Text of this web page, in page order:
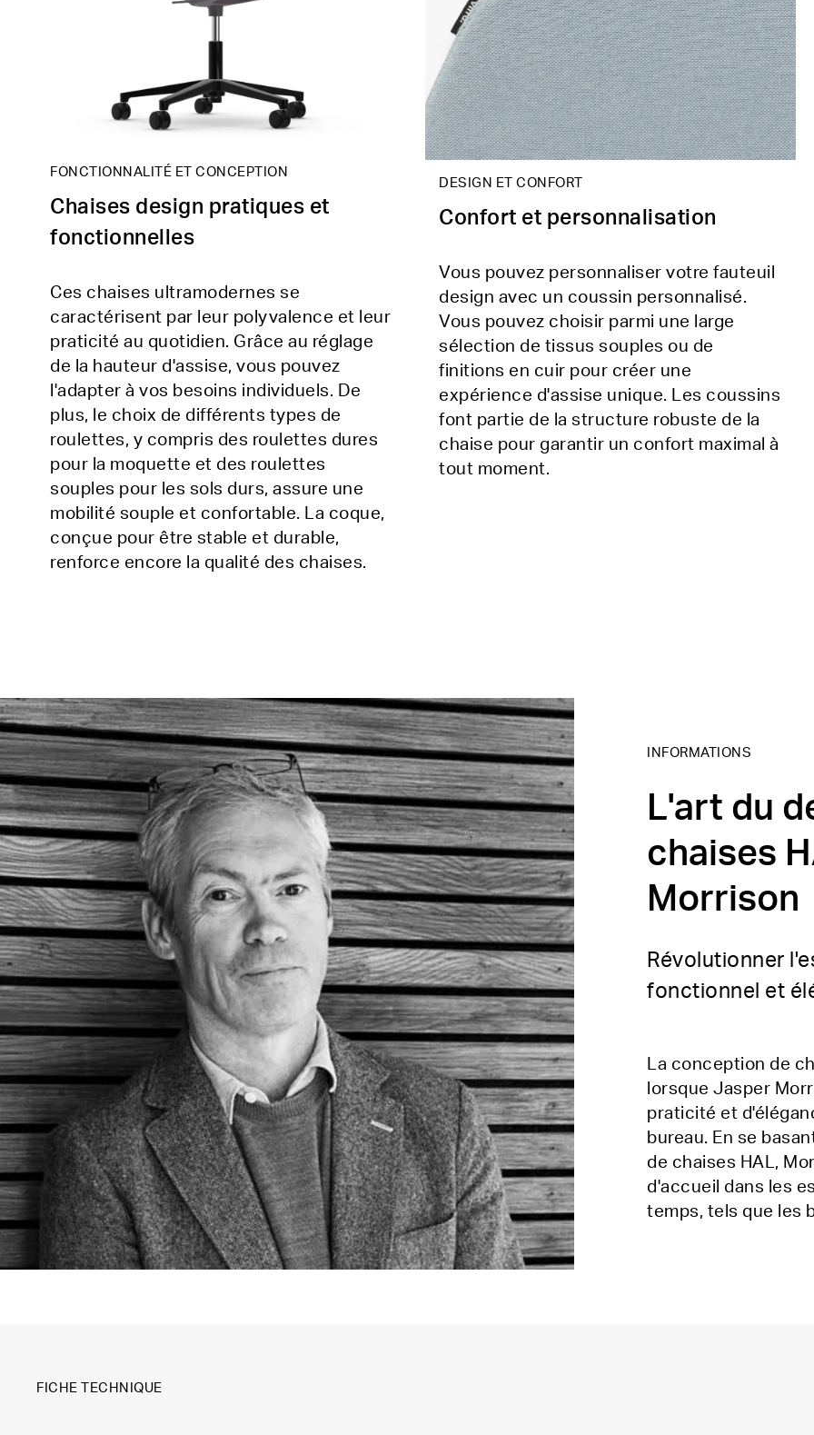
FONCTIONNALITÉ ET CONCEPTION
Chaises design pratiques et
fonctionnelles
Ces chaises ultramodernes se
caractérisent par leur polyvalence et leur
praticité au quotidien. Grâce au réglage
de la hauteur d'assise, vous pouvez
l'adapter à vos besoins individuels. De
plus, le choix de différents types de
roulettes, y compris des roulettes dures
pour la moquette et des roulettes
souples pour les sols durs, assure une
mobilité souple et confortable. La coque,
conçue pour être stable et durable,
renforce encore la qualité des chaises.
DESIGN ET CONFORT
Confort et personnalisation
Vous pouvez personnaliser votre fauteuil
design avec un coussin personnalisé.
Vous pouvez choisir parmi une large
sélection de tissus souples ou de
finitions en cuir pour créer une
expérience d'assise unique. Les coussins
font partie de la structure robuste de la
chaise pour garantir un confort maximal à
tout moment.
INFORMATIONS
L'art du
chaises
Morrison
Révolutionner
fonctionnel et
La conception de
lorsque Jasper
praticité et
bureau. En se
de chaises HAL,
d'accueil dans les
temps, tels que les
FICHE TECHNIQUE